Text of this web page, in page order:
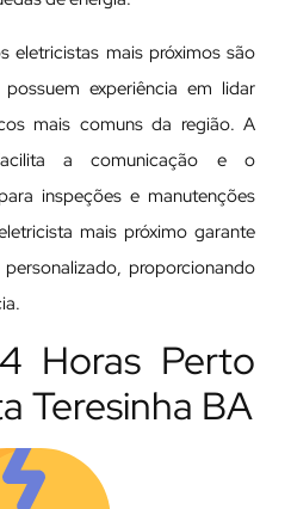
eletricistas mais próximos são
experiência em lidar
mais comuns da região. A
a comunicação e o
inspeções e manutenções
mais próximo garante
proporcionando
Horas Perto
Teresinha BA